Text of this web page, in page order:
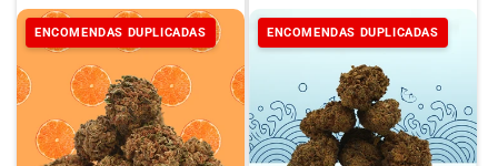
ENCOMENDAS DUPLICADAS ENCOMENDAS DUPLICADAS